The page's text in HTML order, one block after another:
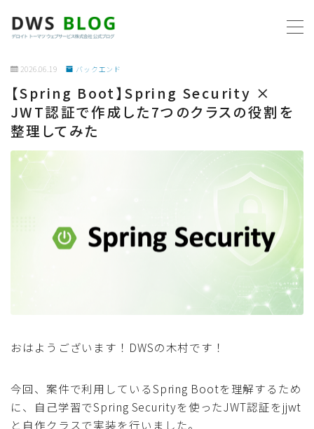
ホーム
AWS
プログラミング
リモートワーク
2026.06.19 バックエンド
【Spring Boot】Spring Security ×
JWT認証で作成した7つのクラスの役割を
整理してみた
おはようございます！DWSの木村です！
今回、案件で利用しているSpring Bootを理解するため
に、自己学習でSpring Securityを使ったJWT認証をjjwt
と自作クラスで実装を行いました。